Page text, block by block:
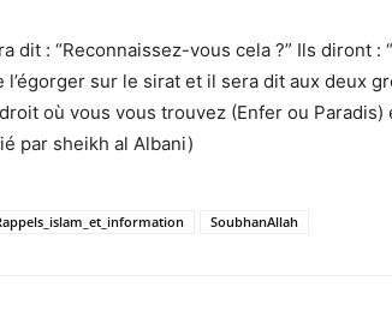
dit : “Reconnaissez-vous cela ?” Ils diront
l’égorger sur le sirat et il sera dit aux deux
où vous vous trouvez (Enfer ou
par sheikh al Albani)
SoubhanAllah